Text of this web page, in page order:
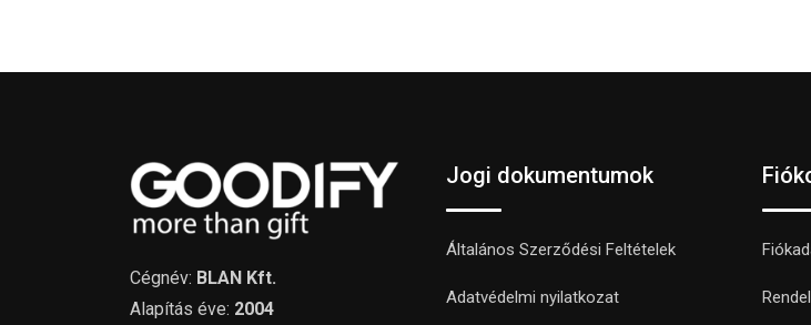
Cégnév: BLAN Kft.
Alapítás éve: 2004
Jogi dokumentumok
Általános Szerződési Feltételek
Adatvédelmi nyilatkozat